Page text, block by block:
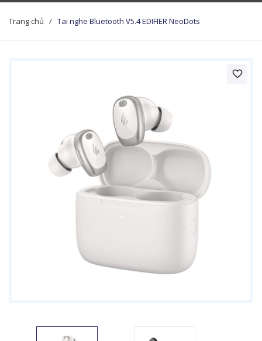
Trang chủ / Tai nghe Bluetooth V5.4 EDIFIER NeoDots